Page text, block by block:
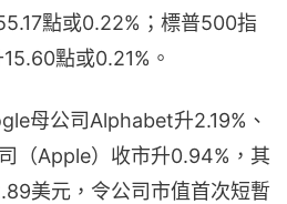
點或0.22%；標普500指
點或0.21%。
母公司Alphabet升2.19%、
（Apple）收市升0.94%，其
美元，令公司市值首次短暫